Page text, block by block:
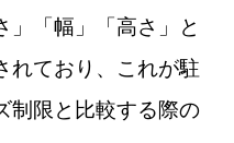
」「幅」「高さ」と
れており、これが駐
制限と比較する際の